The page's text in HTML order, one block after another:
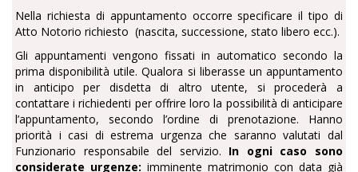
Nella richiesta di appuntamento occorre specificare il tipo di
Atto Notorio richiesto (nascita, successione, stato libero ecc.).
Gli appuntamenti vengono fissati in automatico secondo la
prima disponibilità utile. Qualora si liberasse un appuntamento
in anticipo per disdetta di altro utente, si procederà a
contattare i richiedenti per offrire loro la possibilità di anticipare
l’appuntamento, secondo l’ordine di prenotazione. Hanno
priorità i casi di estrema urgenza che saranno valutati dal
Funzionario responsabile del servizio. In ogni caso sono
considerate urgenze: imminente matrimonio con data già